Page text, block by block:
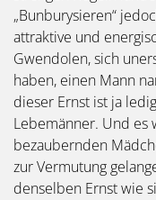
„Bunburysieren“
attraktive und
Gwendolen, sich
haben, einen Mann
dieser Ernst ist ja
Lebemänner. Und es
bezaubernden
zur Vermutung
denselben Ernst wie